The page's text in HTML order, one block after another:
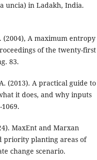
uncia) in Ladakh, India.
(2004), A maximum entropy
of the twenty-first
83.
(2013). A practical guide to
it does, and why inputs
MaxEnt and Marxan
priority planting areas of
change scenario.